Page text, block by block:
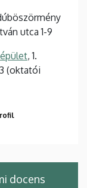
utca 1-9
, 1.
(oktatói
docens